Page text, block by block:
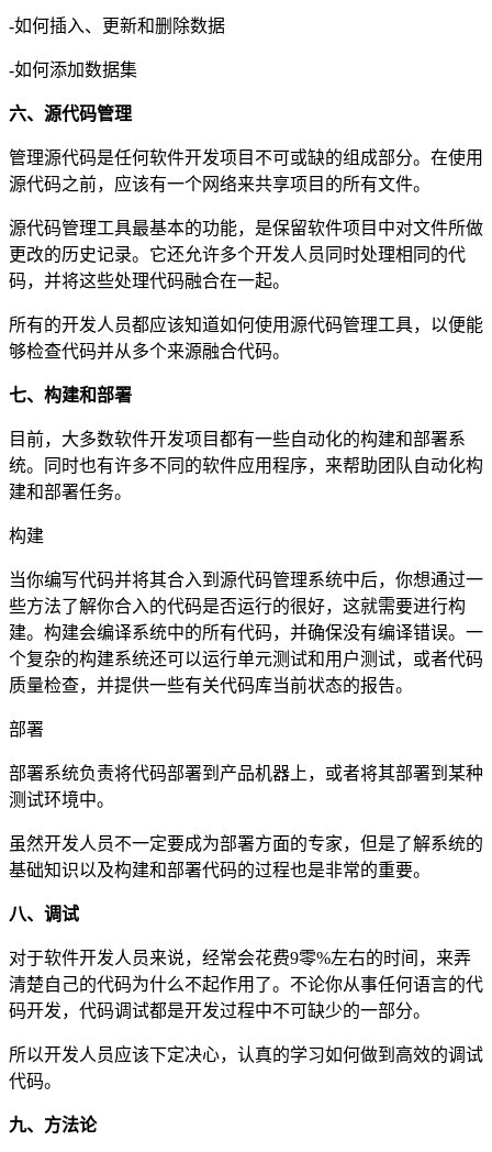
-如何插入、更新和删除数据
-如何添加数据集
六、源代码管理
管理源代码是任何软件开发项目不可或缺的组成部分。在使用
源代码之前，应该有一个网络来共享项目的所有文件。
源代码管理工具最基本的功能，是保留软件项目中对文件所做
更改的历史记录。它还允许多个开发人员同时处理相同的代
码，并将这些处理代码融合在一起。
所有的开发人员都应该知道如何使用源代码管理工具，以便能
够检查代码并从多个来源融合代码。
七、构建和部署
目前，大多数软件开发项目都有一些自动化的构建和部署系
统。同时也有许多不同的软件应用程序，来帮助团队自动化构
建和部署任务。
构建
当你编写代码并将其合入到源代码管理系统中后，你想通过一
些方法了解你合入的代码是否运行的很好，这就需要进行构
建。构建会编译系统中的所有代码，并确保没有编译错误。一
个复杂的构建系统还可以运行单元测试和用户测试，或者代码
质量检查，并提供一些有关代码库当前状态的报告。
部署
部署系统负责将代码部署到产品机器上，或者将其部署到某种
测试环境中。
虽然开发人员不一定要成为部署方面的专家，但是了解系统的
基础知识以及构建和部署代码的过程也是非常的重要。
八、调试
对于软件开发人员来说，经常会花费9零%左右的时间，来弄
清楚自己的代码为什么不起作用了。不论你从事任何语言的代
码开发，代码调试都是开发过程中不可缺少的一部分。
所以开发人员应该下定决心，认真的学习如何做到高效的调试
代码。
九、方法论